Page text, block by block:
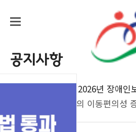
공지사항
2026년 장애인보장구